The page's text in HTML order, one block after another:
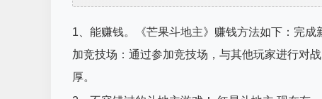
1、能赚钱。《芒果斗地主》赚钱方法如下：完
加竞技场：通过参加竞技场，与其他玩家进行对
厚。